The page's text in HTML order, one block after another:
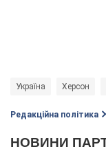
Україна Херсон
Редакційна політика